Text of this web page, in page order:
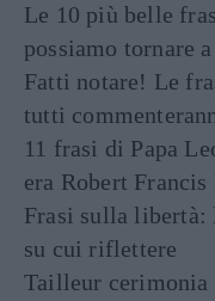
Le 10 più belle
possiamo tornare
Fatti notare! Le
tutti
11 frasi di Papa
era Robert Francis
Frasi sulla libertà:
su cui riflettere
Tailleur